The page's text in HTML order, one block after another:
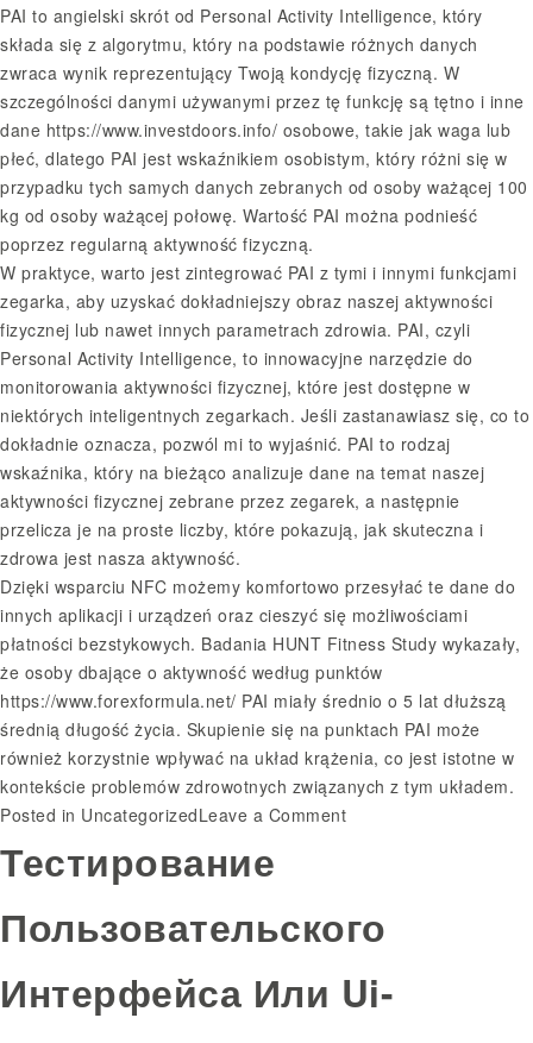
PAI to angielski skrót od Personal Activity Intelligence, który
składa się z algorytmu, który na podstawie różnych danych
zwraca wynik reprezentujący Twoją kondycję fizyczną. W
szczególności danymi używanymi przez tę funkcję są tętno i inne
dane https://www.investdoors.info/ osobowe, takie jak waga lub
płeć, dlatego PAI jest wskaźnikiem osobistym, który różni się w
przypadku tych samych danych zebranych od osoby ważącej 100
kg od osoby ważącej połowę. Wartość PAI można podnieść
poprzez regularną aktywność fizyczną.
W praktyce, warto jest zintegrować PAI z tymi i innymi funkcjami
zegarka, aby uzyskać dokładniejszy obraz naszej aktywności
fizycznej lub nawet innych parametrach zdrowia. PAI, czyli
Personal Activity Intelligence, to innowacyjne narzędzie do
monitorowania aktywności fizycznej, które jest dostępne w
niektórych inteligentnych zegarkach. Jeśli zastanawiasz się, co to
dokładnie oznacza, pozwól mi to wyjaśnić. PAI to rodzaj
wskaźnika, który na bieżąco analizuje dane na temat naszej
aktywności fizycznej zebrane przez zegarek, a następnie
przelicza je na proste liczby, które pokazują, jak skuteczna i
zdrowa jest nasza aktywność.
Dzięki wsparciu NFC możemy komfortowo przesyłać te dane do
innych aplikacji i urządzeń oraz cieszyć się możliwościami
płatności bezstykowych. Badania HUNT Fitness Study wykazały,
że osoby dbające o aktywność według punktów
https://www.forexformula.net/ PAI miały średnio o 5 lat dłuższą
średnią długość życia. Skupienie się na punktach PAI może
również korzystnie wpływać na układ krążenia, co jest istotne w
kontekście problemów zdrowotnych związanych z tym układem.
Posted in UncategorizedLeave a Commenton
PAI
opasce
Xiaomi
Тестирование
Пользовательского
Интерфейса Или Ui-